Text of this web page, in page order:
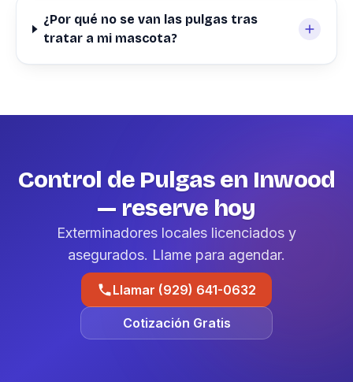
¿Por qué no se van las pulgas tras
tratar a mi mascota?
Control de Pulgas en Inwood
— reserve hoy
Exterminadores locales licenciados y
asegurados. Llame para agendar.
Llamar (929) 641-0632
Cotización Gratis